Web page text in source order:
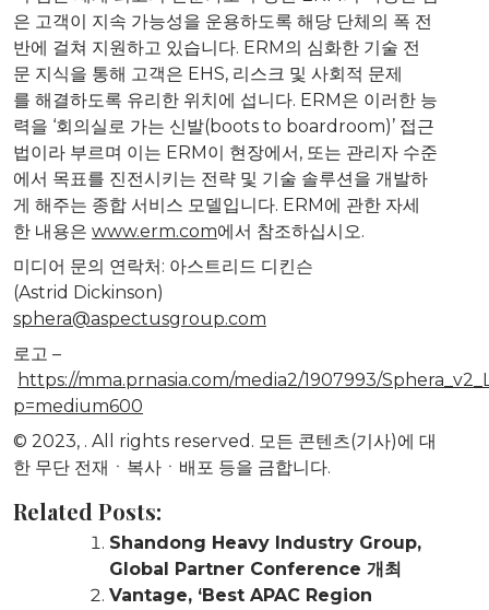
은 고객이 지속 가능성을 운용하도록 해당 단체의 폭 전
반에 걸쳐 지원하고 있습니다. ERM의 심화한 기술 전
문 지식을 통해 고객은 EHS, 리스크 및 사회적 문제
를 해결하도록 유리한 위치에 섭니다. ERM은 이러한 능
력을 ‘회의실로 가는 신발(boots to boardroom)’ 접근
법이라 부르며 이는 ERM이 현장에서, 또는 관리자 수준
에서 목표를 진전시키는 전략 및 기술 솔루션을 개발하
게 해주는 종합 서비스 모델입니다. ERM에 관한 자세
한 내용은 www.erm.com에서 참조하십시오.
미디어 문의 연락처: 아스트리드 디킨슨
(Astrid Dickinson)
sphera@aspectusgroup.com
로고 –
https://mma.prnasia.com/media2/1907993/
p=medium600
© 2023, . All rights reserved. 모든 콘텐츠(기사)에 대
한 무단 전재ㆍ복사ㆍ배포 등을 금합니다.
Related Posts:
Shandong Heavy Industry Group,
Global Partner Conference 개최
Vantage, ‘Best APAC Region